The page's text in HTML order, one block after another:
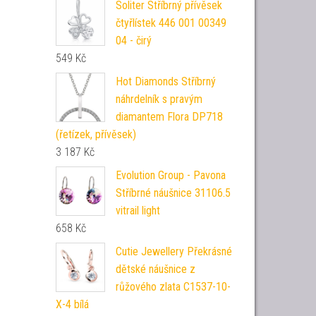
Soliter Stříbrný přívěsek
čtyřlístek 446 001 00349
04 - čirý
549 Kč
Hot Diamonds Stříbrný
náhrdelník s pravým
diamantem Flora DP718
(řetízek, přívěsek)
3 187 Kč
Evolution Group - Pavona
Stříbrné náušnice 31106.5
vitrail light
658 Kč
Cutie Jewellery Překrásné
dětské náušnice z
růžového zlata C1537-10-
X-4 bílá